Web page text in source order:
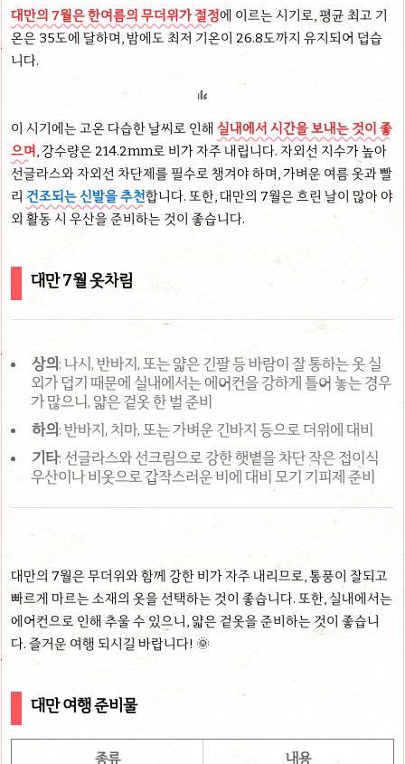
대만의 7월은 한여름의 무더위가 절정에 이르는 시기로, 평균 최고 기
온은 35도에 달하며, 밤에도 최저 기온이 26.8도까지 유지되어 덥습
니다.
이 시기에는 고온 다습한 날씨로 인해 실내에서 시간을 보내는 것이 좋
으며 , 강수량은 214.2mm로 비가 자주 내립니다. 자외선 지수가 높아
선글라스와 자외선 차단제를 필수로 챙겨야 하며, 가벼운 여름 옷과 빨
리 건조되는 신발을 추천합니다. 또한, 대만의 7월은 흐린 날이 많아 야
외 활동 시 우산을 준비하는 것이 좋습니다.
대만 7월 옷차림
상의: 나시, 반바지, 또는 얇은 긴팔 등 바람이 잘 통하는 옷 실
외가 덥기 때문에 실내에서는 에어컨을 강하게 틀어 놓는 경우
가 많으니, 얇은 겉옷 한 벌 준비
하의: 반바지, 치마, 또는 가벼운 긴바지 등으로 더위에 대비
기타: 선글라스와 선크림으로 강한 햇볕을 차단 작은 접이식
우산이나 비옷으로 갑작스러운 비에 대비 모기 기피제 준비
대만의 7월은 무더위와 함께 강한 비가 자주 내리므로, 통풍이 잘되고
빠르게 마르는 소재의 옷을 선택하는 것이 좋습니다. 또한, 실내에서는
에어컨으로 인해 추울 수 있으니, 얇은 겉옷을 준비하는 것이 좋습니
다. 즐거운 여행 되시길 바랍니다! 🌞
대만 여행 준비물
종류 내용